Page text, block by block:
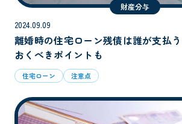
財産分与
2024.09.09
離婚時の住宅ローン残債は誰が支払
おくべきポイントも
住宅ローン 注意点